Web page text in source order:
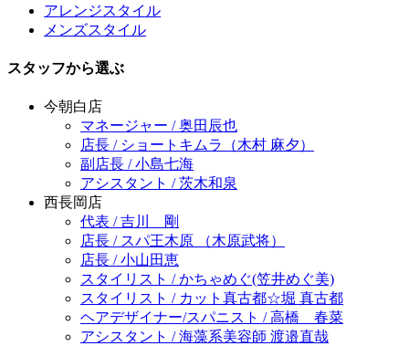
アレンジスタイル
メンズスタイル
スタッフから選ぶ
今朝白店
マネージャー / 奥田辰也
店長 / ショートキムラ（木村 麻夕）
副店長 / 小島七海
アシスタント / 茨木和泉
西長岡店
代表 / 吉川 剛
店長 / スパ王木原 （木原武将）
店長 / 小山田恵
スタイリスト / かちゃめぐ(笠井めぐ美)
スタイリスト / カット真古都☆堀 真古都
ヘアデザイナー/スパニスト / 高橋 春菜
アシスタント / 海藻系美容師 渡邉直哉